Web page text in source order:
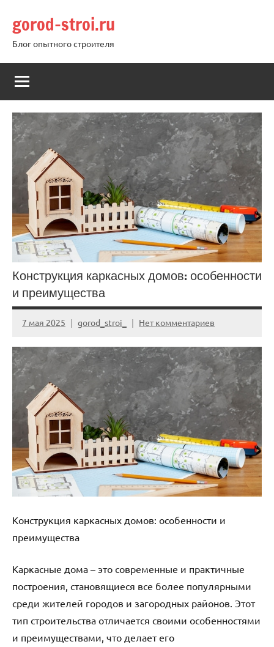
содержимому
gorod-stroi.ru
Блог опытного строителя
Конструкция каркасных домов: особенности
и преимущества
7 мая 2025 gorod_stroi_ Нет комментариев
Конструкция каркасных домов: особенности и
преимущества
Каркасные дома – это современные и практичные
построения, становящиеся все более популярными
среди жителей городов и загородных районов. Этот
тип строительства отличается своими особенностями
и преимуществами, что делает его